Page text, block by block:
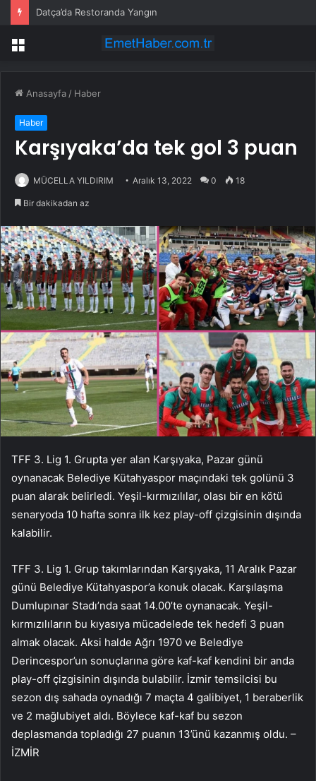
Datça’da Restoranda Yangın
Menü
Anasayfa / Haber
Haber
Karşıyaka’da tek gol 3 puan
MÜCELLA YILDIRIM Aralık 13, 2022 0 18
Bir dakikadan az
TFF 3. Lig 1. Grupta yer alan Karşıyaka, Pazar günü
oynanacak Belediye Kütahyaspor maçındaki tek golünü 3
puan alarak belirledi. Yeşil-kırmızılılar, olası bir en kötü
senaryoda 10 hafta sonra ilk kez play-off çizgisinin dışında
kalabilir.
TFF 3. Lig 1. Grup takımlarından Karşıyaka, 11 Aralık Pazar
günü Belediye Kütahyaspor’a konuk olacak. Karşılaşma
Dumlupınar Stadı’nda saat 14.00’te oynanacak. Yeşil-
kırmızılıların bu kıyasıya mücadelede tek hedefi 3 puan
almak olacak. Aksi halde Ağrı 1970 ve Belediye
Derincespor’un sonuçlarına göre kaf-kaf kendini bir anda
play-off çizgisinin dışında bulabilir. İzmir temsilcisi bu
sezon dış sahada oynadığı 7 maçta 4 galibiyet, 1 beraberlik
ve 2 mağlubiyet aldı. Böylece kaf-kaf bu sezon
deplasmanda topladığı 27 puanın 13’ünü kazanmış oldu. –
İZMİR